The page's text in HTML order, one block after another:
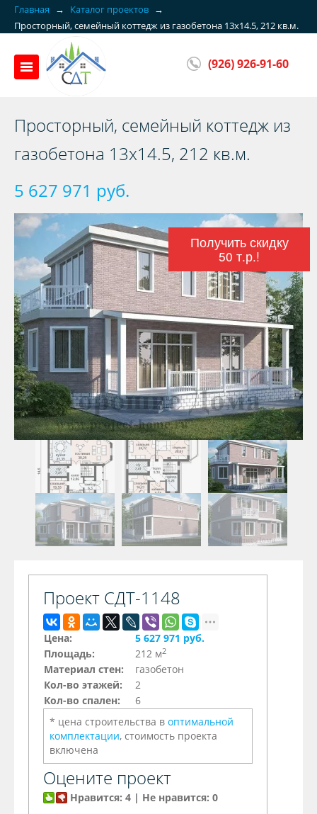
Главная → Каталог проектов →
Просторный, семейный коттедж из газобетона 13x14.5, 212 кв.м.
(926) 926-91-60
Просторный, семейный коттедж из
газобетона 13x14.5, 212 кв.м.
5 627 971 руб.
Получить скидку
50 т.р.!
Проект СДТ-1148
Цена:
5 627 971 руб.
Площадь:
212 м2
Материал стен:
газобетон
Кол-во этажей:
2
Кол-во спален:
6
* цена строительства в оптимальной
комплектации, стоимость проекта
включена
Оцените проект
Нравится: 4 | Не нравится: 0